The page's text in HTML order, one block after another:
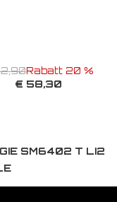
Rabatt 20 %
€ 58,30
SM6402 T LI2